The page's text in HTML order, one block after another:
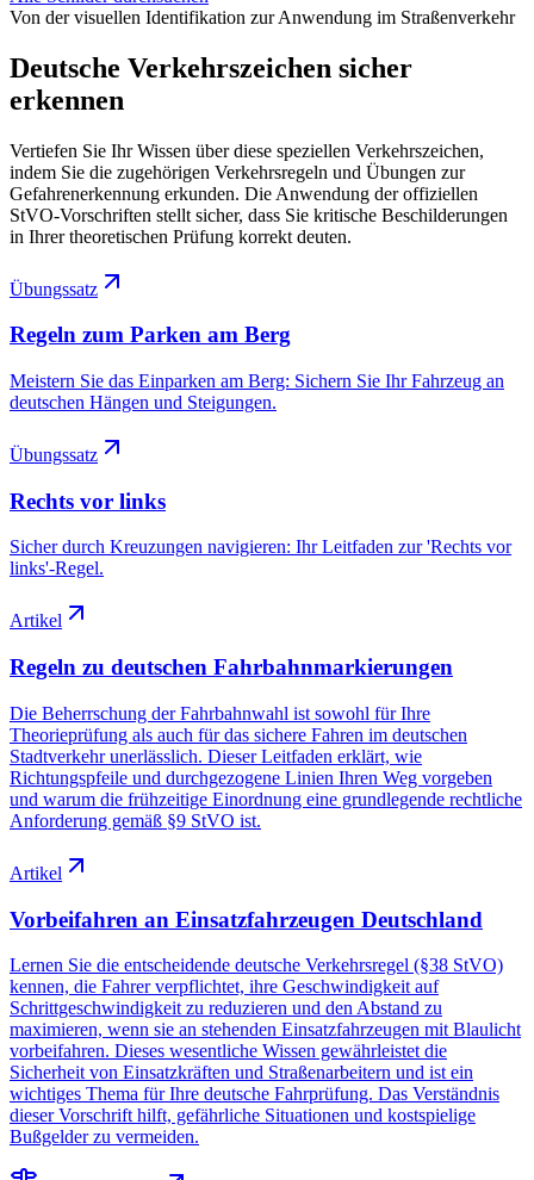
Von der visuellen Identifikation zur Anwendung im Straßenverkehr
Deutsche Verkehrszeichen sicher
erkennen
Vertiefen Sie Ihr Wissen über diese speziellen Verkehrszeichen,
indem Sie die zugehörigen Verkehrsregeln und Übungen zur
Gefahrenerkennung erkunden. Die Anwendung der offiziellen
StVO-Vorschriften stellt sicher, dass Sie kritische Beschilderungen
in Ihrer theoretischen Prüfung korrekt deuten.
Übungssatz
Regeln zum Parken am Berg
Meistern Sie das Einparken am Berg: Sichern Sie Ihr Fahrzeug an
deutschen Hängen und Steigungen.
Übungssatz
Rechts vor links
Sicher durch Kreuzungen navigieren: Ihr Leitfaden zur 'Rechts vor
links'-Regel.
Artikel
Regeln zu deutschen Fahrbahnmarkierungen
Die Beherrschung der Fahrbahnwahl ist sowohl für Ihre
Theorieprüfung als auch für das sichere Fahren im deutschen
Stadtverkehr unerlässlich. Dieser Leitfaden erklärt, wie
Richtungspfeile und durchgezogene Linien Ihren Weg vorgeben
und warum die frühzeitige Einordnung eine grundlegende rechtliche
Anforderung gemäß §9 StVO ist.
Artikel
Vorbeifahren an Einsatzfahrzeugen Deutschland
Lernen Sie die entscheidende deutsche Verkehrsregel (§38 StVO)
kennen, die Fahrer verpflichtet, ihre Geschwindigkeit auf
Schrittgeschwindigkeit zu reduzieren und den Abstand zu
maximieren, wenn sie an stehenden Einsatzfahrzeugen mit Blaulicht
vorbeifahren. Dieses wesentliche Wissen gewährleistet die
Sicherheit von Einsatzkräften und Straßenarbeitern und ist ein
wichtiges Thema für Ihre deutsche Fahrprüfung. Das Verständnis
dieser Vorschrift hilft, gefährliche Situationen und kostspielige
Bußgelder zu vermeiden.